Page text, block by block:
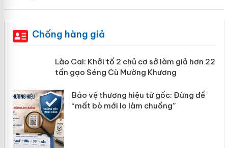
Chống hàng giả
Lào Cai: Khởi tố 2 chủ cơ sở làm giả
hơn 22 tấn gạo Séng Cù Mường